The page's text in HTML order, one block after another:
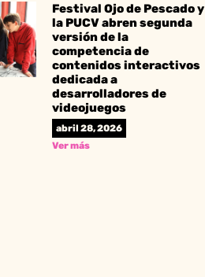
Festival Ojo de Pescado y
la PUCV abren segunda
versión de la
competencia de
contenidos interactivos
dedicada a
desarrolladores de
videojuegos
abril 28, 2026
Ver más